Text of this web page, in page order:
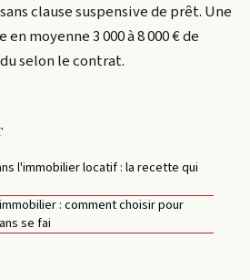
clause suspensive de prêt. Une
moyenne 3 000 à 8 000 € de
selon le contrat.
l'immobilier locatif : la recette qui
: comment choisir pour
se fai